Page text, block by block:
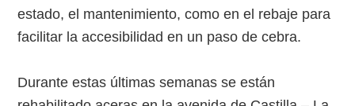
estado, el mantenimiento, como en el rebaje para
facilitar la accesibilidad en un paso de cebra.
Durante estas últimas semanas se están